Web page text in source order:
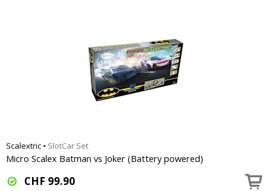
Scalextric • SlotCar Set
Micro Scalex Batman vs Joker (Battery powered)
CHF 99.90